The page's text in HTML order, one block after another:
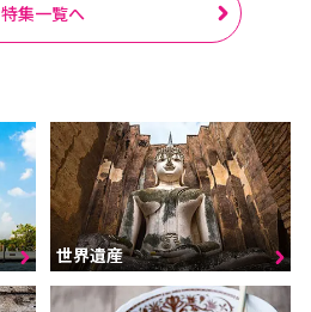
特集一覧へ
世界遺産